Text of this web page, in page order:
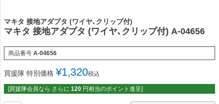
マキタ 接地アダプタ (ワイヤ､クリップ付)
マキタ 接地アダプタ (ワイヤ､クリップ付) A-04656
商品番号 A-04656
買援隊 特別価格 ¥1,320税込
[買援隊会員なら さらに 120 円相当のポイント進呈]